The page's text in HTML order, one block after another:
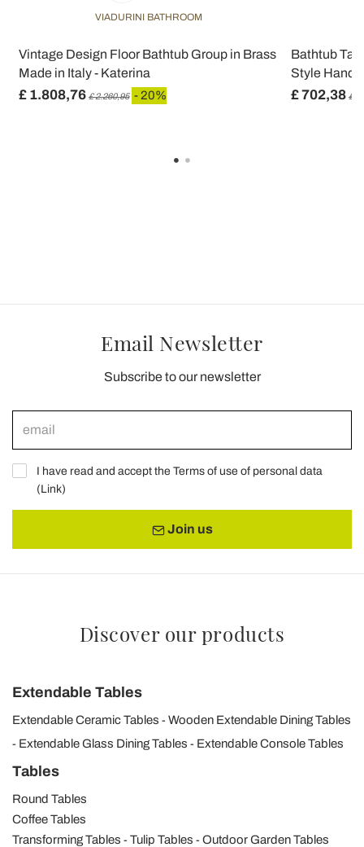
VIADURINI BATHROOM
Vintage Design Floor Bathtub Group in Brass
Made in Italy - Katerina
£ 1.808,76 £ 2.260,95 - 20%
Bathtub
Style Hand
£ 702,38 £
Email Newsletter
Subscribe to our newsletter
I have read and accept the Terms of use of personal data
(Link)
Join us
Discover our products
Extendable Tables
Extendable Ceramic Tables
Wooden Extendable Dining Tables
Extendable Glass Dining Tables
Extendable Console Tables
Tables
Round Tables
Coffee Tables
Transforming Tables
Tulip Tables Outdoor Garden Tables